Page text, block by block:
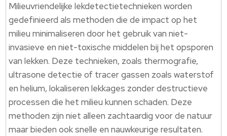
Milieuvriendelijke lekdetectietechnieken worden
gedefinieerd als methoden die de impact op het
milieu minimaliseren door het gebruik van niet-
invasieve en niet-toxische middelen bij het opsporen
van lekken. Deze technieken, zoals thermografie,
ultrasone detectie of tracer gassen zoals waterstof
en helium, lokaliseren lekkages zonder destructieve
processen die het milieu kunnen schaden. Deze
methoden zijn niet alleen zachtaardig voor de natuur
maar bieden ook snelle en nauwkeurige resultaten.